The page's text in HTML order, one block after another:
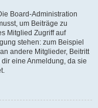
Board-Administration
um Beiträge zu
Mitglied Zugriff auf
stehen: zum Beispiel
andere Mitglieder, Beitritt
eine Anmeldung, da sie